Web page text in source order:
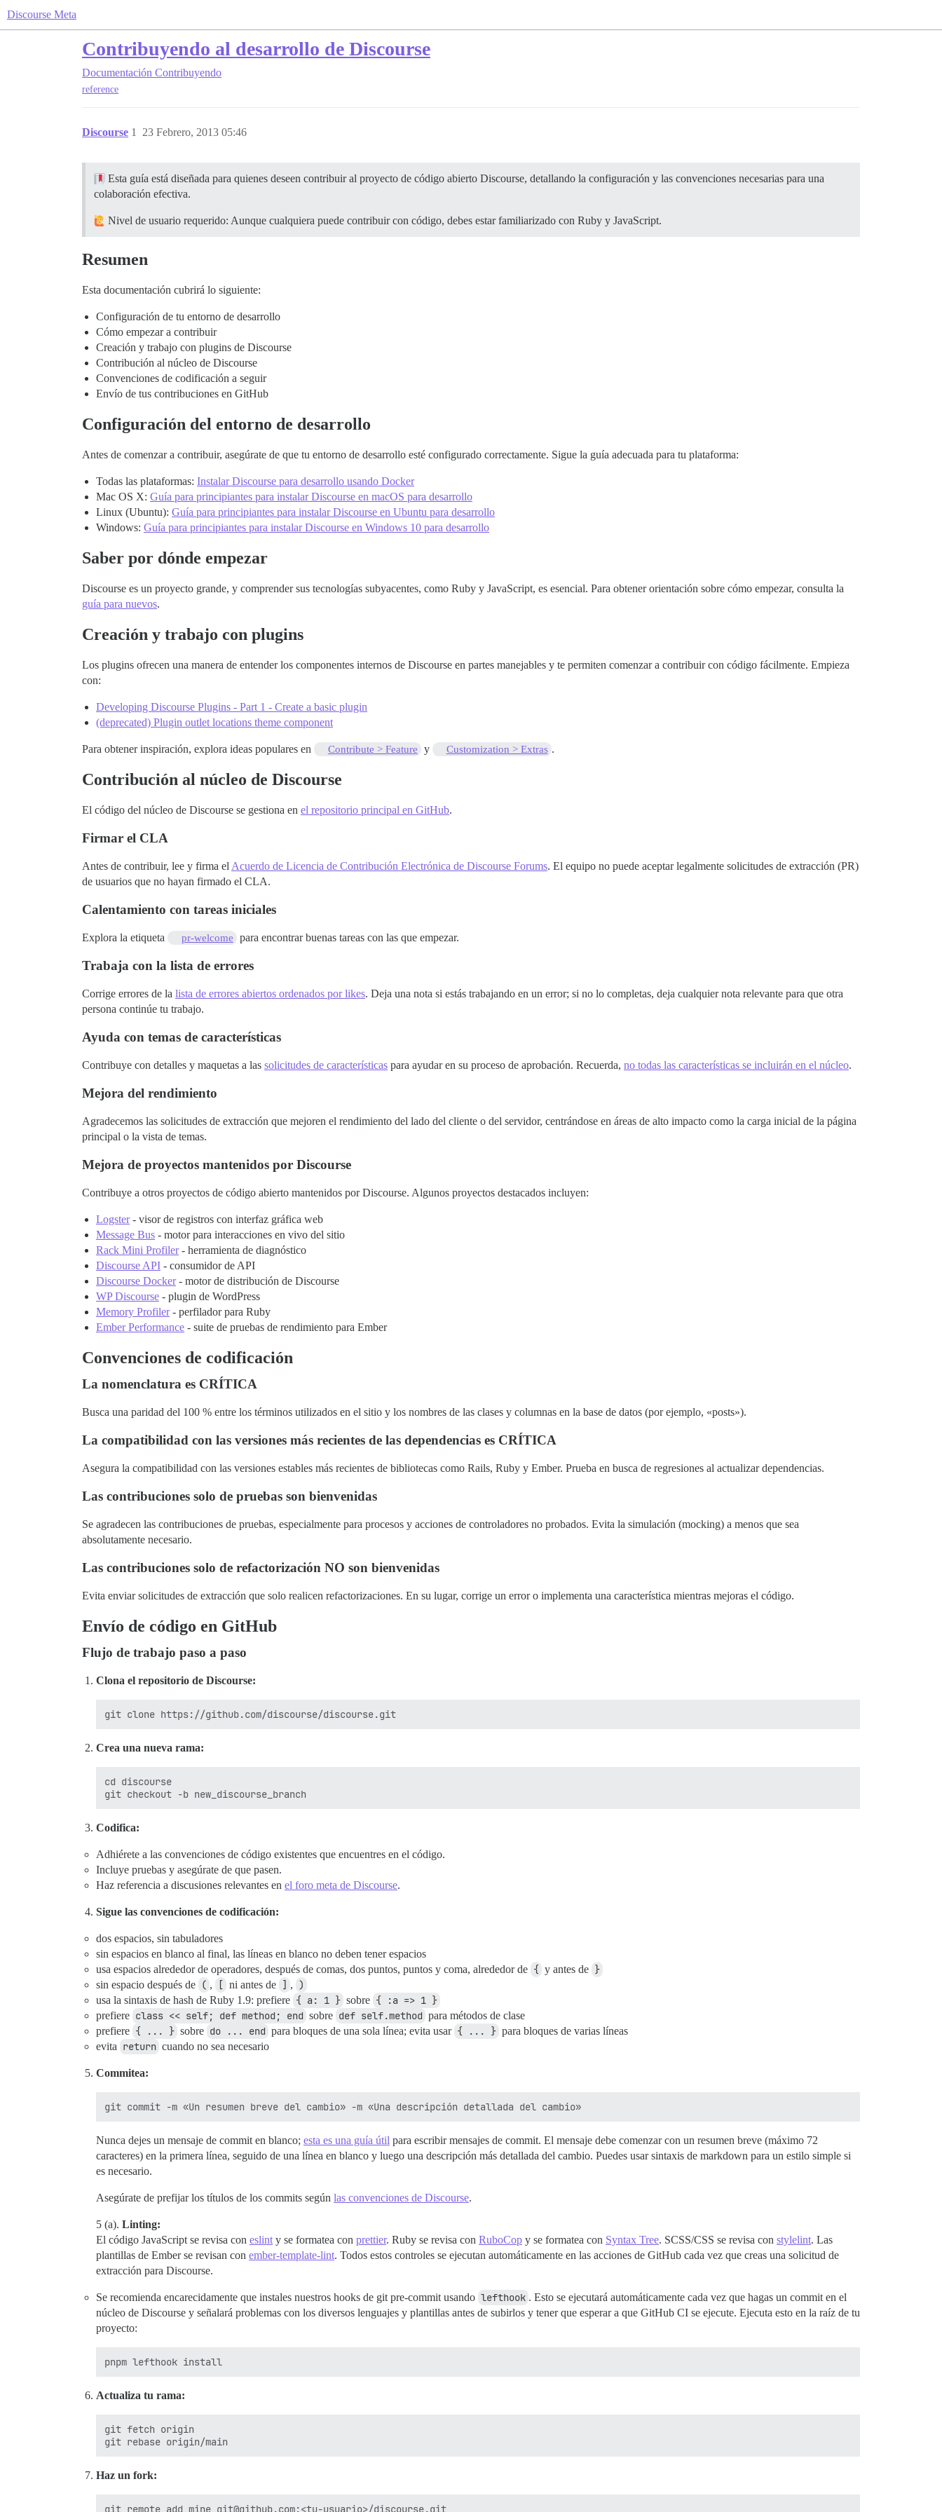
Discourse Meta
Contribuyendo al desarrollo de Discourse
Documentación Contribuyendo
reference
Discourse 23 Febrero, 2013 05:46
1
Esta guía está diseñada para quienes deseen contribuir al proyecto de código abierto Discourse, detallando la configuración y las convenciones necesarias para una
colaboración efectiva.
Nivel de usuario requerido: Aunque cualquiera puede contribuir con código, debes estar familiarizado con Ruby y JavaScript.
Resumen
Esta documentación cubrirá lo siguiente:
Configuración de tu entorno de desarrollo
Cómo empezar a contribuir
Creación y trabajo con plugins de Discourse
Contribución al núcleo de Discourse
Convenciones de codificación a seguir
Envío de tus contribuciones en GitHub
Configuración del entorno de desarrollo
Antes de comenzar a contribuir, asegúrate de que tu entorno de desarrollo esté configurado correctamente. Sigue la guía adecuada para tu plataforma:
Todas las plataformas: Instalar Discourse para desarrollo usando Docker
Mac OS X: Guía para principiantes para instalar Discourse en macOS para desarrollo
Linux (Ubuntu): Guía para principiantes para instalar Discourse en Ubuntu para desarrollo
Windows: Guía para principiantes para instalar Discourse en Windows 10 para desarrollo
Saber por dónde empezar
Discourse es un proyecto grande, y comprender sus tecnologías subyacentes, como Ruby y JavaScript, es esencial. Para obtener orientación sobre cómo empezar, consulta la
guía para nuevos.
Creación y trabajo con plugins
Los plugins ofrecen una manera de entender los componentes internos de Discourse en partes manejables y te permiten comenzar a contribuir con código fácilmente. Empieza
con:
Developing Discourse Plugins - Part 1 - Create a basic plugin
(deprecated) Plugin outlet locations theme component
Para obtener inspiración, explora ideas populares en Contribute > Feature y Customization > Extras .
Contribución al núcleo de Discourse
El código del núcleo de Discourse se gestiona en el repositorio principal en GitHub.
Firmar el CLA
Antes de contribuir, lee y firma el Acuerdo de Licencia de Contribución Electrónica de Discourse Forums. El equipo no puede aceptar legalmente solicitudes de extracción (PR)
de usuarios que no hayan firmado el CLA.
Calentamiento con tareas iniciales
Explora la etiqueta pr-welcome para encontrar buenas tareas con las que empezar.
Trabaja con la lista de errores
Corrige errores de la lista de errores abiertos ordenados por likes. Deja una nota si estás trabajando en un error; si no lo completas, deja cualquier nota relevante para que otra
persona continúe tu trabajo.
Ayuda con temas de características
Contribuye con detalles y maquetas a las solicitudes de características para ayudar en su proceso de aprobación. Recuerda, no todas las características se incluirán en el núcleo.
Mejora del rendimiento
Agradecemos las solicitudes de extracción que mejoren el rendimiento del lado del cliente o del servidor, centrándose en áreas de alto impacto como la carga inicial de la página
principal o la vista de temas.
Mejora de proyectos mantenidos por Discourse
Contribuye a otros proyectos de código abierto mantenidos por Discourse. Algunos proyectos destacados incluyen:
Logster- visor de registros con interfaz gráfica web
Message Bus - motor para interacciones en vivo del sitio
Rack Mini Profiler- herramienta de diagnóstico
Discourse API - consumidor de API
Discourse Docker- motor de distribución de Discourse
WP Discourse - plugin de WordPress
Memory Profiler- perfilador para Ruby
Ember Performance - suite de pruebas de rendimiento para Ember
Convenciones de codificación
La nomenclatura es CRÍTICA
Busca una paridad del 100 % entre los términos utilizados en el sitio y los nombres de las clases y columnas en la base de datos (por ejemplo, «posts»).
La compatibilidad con las versiones más recientes de las dependencias es CRÍTICA
Asegura la compatibilidad con las versiones estables más recientes de bibliotecas como Rails, Ruby y Ember. Prueba en busca de regresiones al actualizar dependencias.
Las contribuciones solo de pruebas son bienvenidas
Se agradecen las contribuciones de pruebas, especialmente para procesos y acciones de controladores no probados. Evita la simulación (mocking) a menos que sea
absolutamente necesario.
Las contribuciones solo de refactorización NO son bienvenidas
Evita enviar solicitudes de extracción que solo realicen refactorizaciones. En su lugar, corrige un error o implementa una característica mientras mejoras el código.
Envío de código en GitHub
Flujo de trabajo paso a paso
Clona el repositorio de Discourse:
Crea una nueva rama:
cd discourse
Codifica:
Adhiérete a las convenciones de código existentes que encuentres en el código.
Incluye pruebas y asegúrate de que pasen.
Haz referencia a discusiones relevantes en el foro meta de Discourse.
Sigue las convenciones de codificación:
dos espacios, sin tabuladores
sin espacios en blanco al final, las líneas en blanco no deben tener espacios
usa espacios alrededor de operadores, después de comas, dos puntos, puntos y coma, alrededor de { y antes de }
sin espacio después de ( , [ ni antes de ] , )
usa la sintaxis de hash de Ruby 1.9: prefiere { a: 1 } sobre { :a => 1 }
prefiere class << self; def method; end sobre def self.method para métodos de clase
prefiere { ... } sobre do ... end para bloques de una sola línea; evita usar { ... } para bloques de varias líneas
evita return cuando no sea necesario
Commitea:
Nunca dejes un mensaje de commit en blanco; esta es una guía útil para escribir mensajes de commit. El mensaje debe comenzar con un resumen breve (máximo 72
caracteres) en la primera línea, seguido de una línea en blanco y luego una descripción más detallada del cambio. Puedes usar sintaxis de markdown para un estilo simple si
es necesario.
Asegúrate de prefijar los títulos de los commits según las convenciones de Discourse.
5 (a). Linting:
El código JavaScript se revisa con eslint y se formatea con prettier. Ruby se revisa con RuboCop y se formatea con Syntax Tree. SCSS/CSS se revisa con stylelint. Las
plantillas de Ember se revisan con ember-template-lint. Todos estos controles se ejecutan automáticamente en las acciones de GitHub cada vez que creas una solicitud de
extracción para Discourse.
Se recomienda encarecidamente que instales nuestros hooks de git pre-commit usando lefthook . Esto se ejecutará automáticamente cada vez que hagas un commit en el
núcleo de Discourse y señalará problemas con los diversos lenguajes y plantillas antes de subirlos y tener que esperar a que GitHub CI se ejecute. Ejecuta esto en la raíz de tu
proyecto:
Actualiza tu rama:
git fetch origin
Haz un fork: